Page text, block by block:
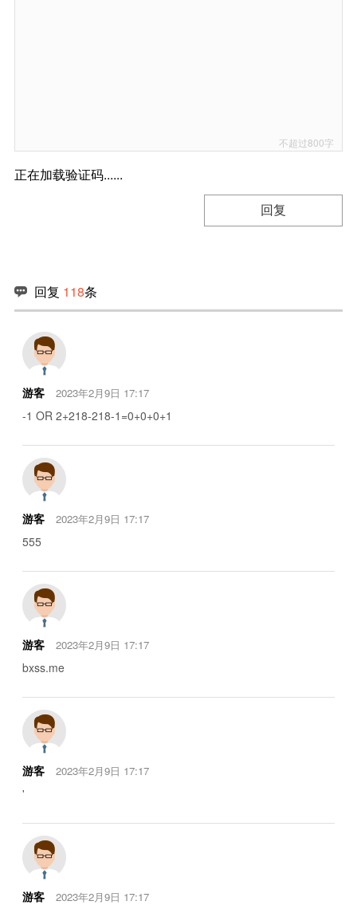
正在加载验证码......
回复
回复 118条
游客 2023年2月9日 17:17
-1 OR 2+218-218-1=0+0+0+1
游客 2023年2月9日 17:17
555
游客 2023年2月9日 17:17
bxss.me
游客 2023年2月9日 17:17
'
游客 2023年2月9日 17:17